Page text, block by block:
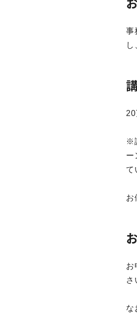
事
※
ー
て
お
お
さ
な